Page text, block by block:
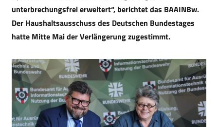
unterbrechungsfrei erweitert“, berichtet das BAAINBw.
Der Haushaltsausschuss des Deutschen Bundestages
hatte Mitte Mai der Verlängerung zugestimmt.